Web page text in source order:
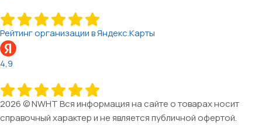
Рейтинг организации в Яндекс.Карты
4,9
2026 © NWHT Вся информация на сайте о товарах носит
справочный характер и не является публичной офертой.